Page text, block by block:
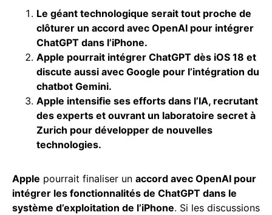
Le géant technologique serait tout proche de
clôturer un accord avec OpenAI pour intégrer
ChatGPT dans l’iPhone.
Apple pourrait intégrer ChatGPT dès iOS 18 et
discute aussi avec Google pour l’intégration du
chatbot Gemini.
Apple intensifie ses efforts dans l’IA, recrutant
des experts et ouvrant un laboratoire secret à
Zurich pour développer de nouvelles
technologies.
Apple pourrait finaliser un accord avec OpenAI pour
intégrer les fonctionnalités de ChatGPT dans le
système d’exploitation de l’iPhone. Si les discussions